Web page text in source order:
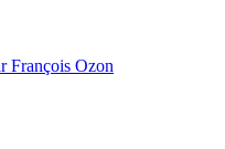
François Ozon